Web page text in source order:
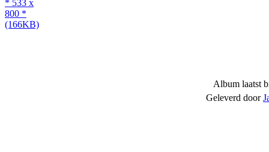
Album laatst
Geleverd door